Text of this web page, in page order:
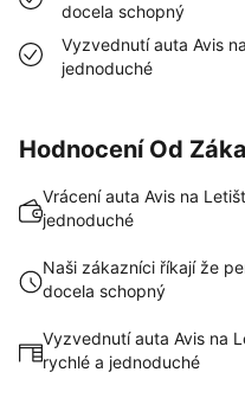
docela schopný
Vyzvednutí auta Avis
jednoduché
Hodnocení Od
Vrácení auta Avis na
jednoduché
Naši zákazníci říkají že
docela schopný
Vyzvednutí auta Avis na
rychlé a jednoduché